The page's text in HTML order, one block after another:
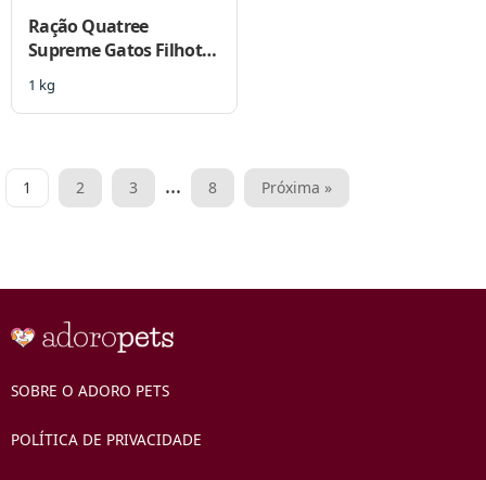
Ração Quatree
Supreme Gatos Filhotes
Salmão e Batata Doce
1 kg
Paginação
1 2 3 … 8 Próxima »
SOBRE O ADORO PETS
POLÍTICA DE PRIVACIDADE